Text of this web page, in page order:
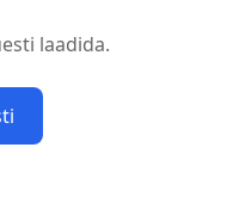
laadida.